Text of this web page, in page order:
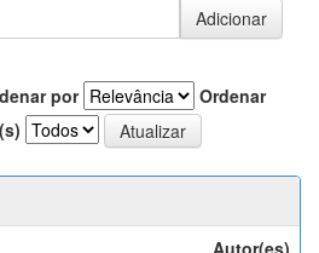
por
Ordenar
Autor(es)